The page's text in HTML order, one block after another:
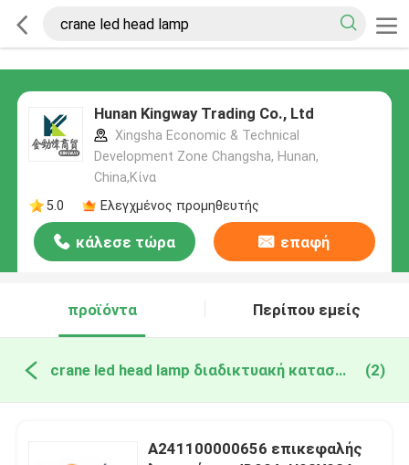
Hunan Kingway Trading Co., Ltd
Xingsha Economic & Technical
Development Zone Changsha, Hunan,
China,Κίνα
5.0
Ελεγχμένος προμηθευτής
κάλεσε τώρα επαφή
προϊόντα Περίπου εμείς
crane led head lamp διαδικτυακή κατασκευή (2)
A241100000656 επικεφαλής